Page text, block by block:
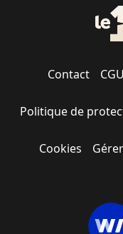
Contact CGU
Politique de
Cookies